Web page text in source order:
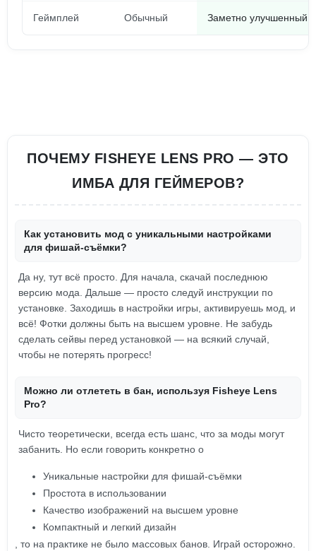
Геймплей Обычный Заметно улучшенный,
ПОЧЕМУ FISHEYE LENS PRO — ЭТО
ИМБА ДЛЯ ГЕЙМЕРОВ?
Как установить мод с уникальными настройками
для фишай-съёмки?
Да ну, тут всё просто. Для начала, скачай последнюю
версию мода. Дальше — просто следуй инструкции по
установке. Заходишь в настройки игры, активируешь мод, и
всё! Фотки должны быть на высшем уровне. Не забудь
сделать сейвы перед установкой — на всякий случай,
чтобы не потерять прогресс!
Можно ли отлететь в бан, используя Fisheye Lens
Pro?
Чисто теоретически, всегда есть шанс, что за моды могут
забанить. Но если говорить конкретно о
Уникальные настройки для фишай-съёмки
Простота в использовании
Качество изображений на высшем уровне
Компактный и легкий дизайн
, то на практике не было массовых банов. Играй осторожно.